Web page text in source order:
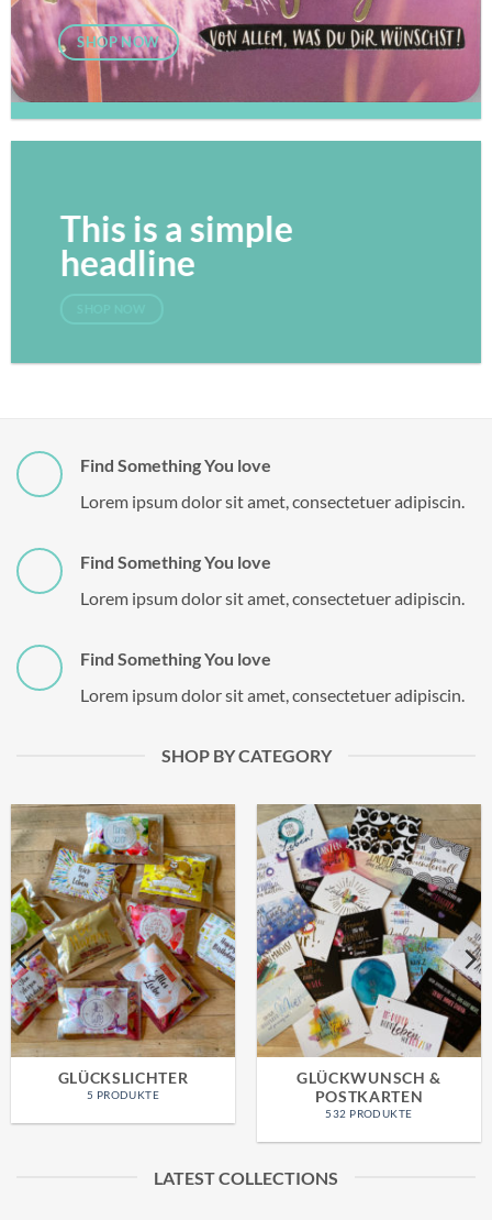
SHOP NOW
This is a simple
headline
Find Something You love
Lorem ipsum dolor sit amet, consectetuer adipiscin.
Find Something You love
Lorem ipsum dolor sit amet, consectetuer adipiscin.
Find Something You love
Lorem ipsum dolor sit amet, consectetuer adipiscin.
SHOP BY CATEGORY
GLÜCKSLICHTER
5 PRODUKTE
GLÜCKWUNSCH &
POSTKARTEN
532 PRODUKTE
LATEST COLLECTIONS